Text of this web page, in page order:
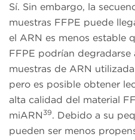
Sí. Sin embargo, la
muestras FFPE puede
el ARN es menos estable
FFPE podrían degradarse
muestras de ARN
pero es posible obtener
alta calidad del material
miARN39. Debido a su
pueden ser menos